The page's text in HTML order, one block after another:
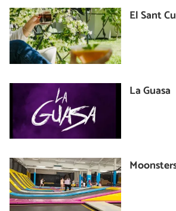
El Sant
La Guasa